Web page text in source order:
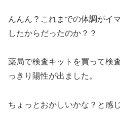
んんん？これまでの体調がイ
したからだったのか？？
薬局で検査キットを買って検
っきり陽性が出ました。
ちょっとおかしいかな？と感